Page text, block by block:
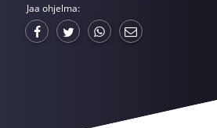
Jaa ohjelma: